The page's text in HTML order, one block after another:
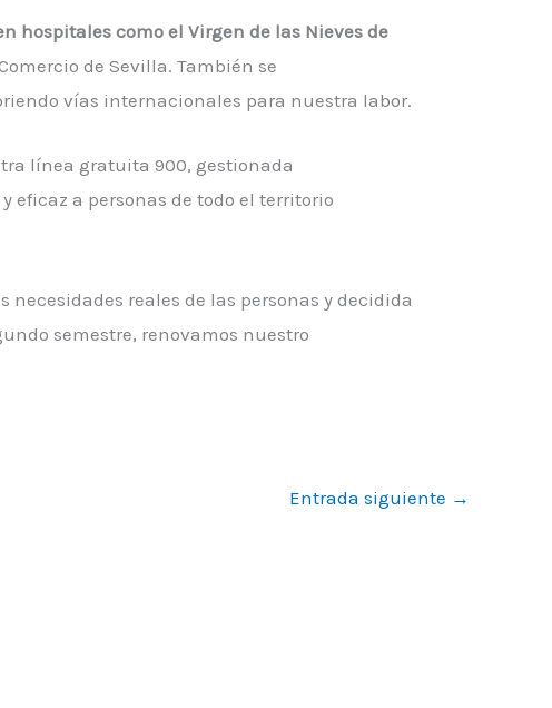
hospitales como el Virgen de las Nieves de
de Sevilla. También se
vías internacionales para nuestra labor.
línea gratuita 900, gestionada
eficaz a personas de todo el territorio
reales de las personas y decidida
semestre, renovamos nuestro
Entrada siguiente →